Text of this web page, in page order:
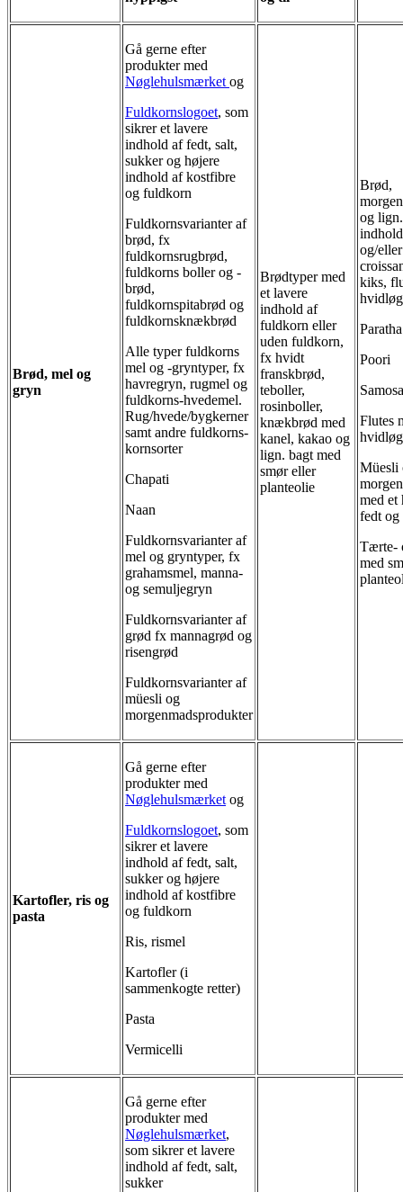
Brød, mel og
gryn
Gå gerne efter
produkter med
Nøglehulsmærket og
Fuldkornslogoet, som
sikrer et lavere
indhold af fedt, salt,
sukker og højere
indhold af kostfibre
og fuldkorn
Fuldkornsvarianter af
brød, fx
fuldkornsrugbrød,
fuldkorns boller og -
brød,
fuldkornspitabrød og
fuldkornsknækbrød
Alle typer fuldkorns
mel og -gryntyper, fx
havregryn, rugmel og
fuldkorns-hvedemel.
Rug/hvede/bygkerner
samt andre fuldkorns-
kornsorter
Chapati
Naan
Fuldkornsvarianter af
mel og gryntyper, fx
grahamsmel, manna-
og semuljegryn
Fuldkornsvarianter af
grød fx mannagrød og
risengrød
Fuldkornsvarianter af
müesli og
morgenmadsprodukter
Brødtyper med
et lavere
indhold af
fuldkorn eller
uden fuldkorn,
fx hvidt
franskbrød,
teboller,
rosinboller,
knækbrød med
kanel, kakao og
lign. bagt med
smør eller
planteolie
Brød,
og
og/
kiks,
Paratha
Poori
Flutes
Müesli
med et
fedt og
Tærte-
med
Kartofler, ris og
pasta
Gå gerne efter
produkter med
Nøglehulsmærket og
Fuldkornslogoet, som
sikrer et lavere
indhold af fedt, salt,
sukker og højere
indhold af kostfibre
og fuldkorn
Ris, rismel
Kartofler (i
sammenkogte retter)
Pasta
Vermicelli
Gå gerne efter
produkter med
Nøglehulsmærket,
som sikrer et lavere
indhold af fedt, salt,
sukker